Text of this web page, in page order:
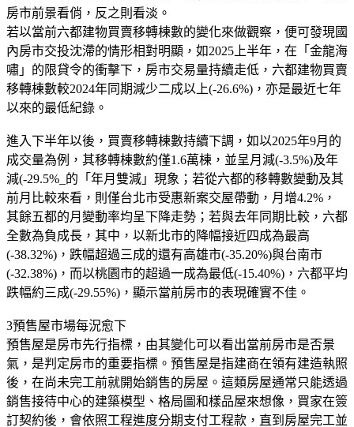
房市前景看俏，反之則看淡。
若以當前六都建物買賣移轉棟數的變化來做觀察，便可發現國
內房市交投沈滯的情形相對明顯，如2025上半年，在「金龍海
嘯」的限貸令的衝擊下，房市交易量持續走低，六都建物買賣
移轉棟數較2024年同期減少二成以上(-26.6%)，亦是最近七年
以來的最低紀錄。
進入下半年以後，買賣移轉棟數持續下調，如以2025年9月的
成交量為例，其移轉棟數約僅1.6萬棟，並呈月減(-3.5%)及年
減(-29.5%_的「年月雙減」現象；若從六都的移轉數變動及其
前月比較來看，則僅台北市受惠新案交屋帶動，月增4.2%，
其餘五都的月變動率均呈下降走勢；若與去年同期比較，六都
全數為負成長，其中，以新北市的降幅接近四成為最高
(-38.32%)，跌幅超過三成的還有高雄市(-35.20%)與台南市
(-32.38%)，而以桃園市的超過一成為最低(-15.40%)，六都平均
跌幅約三成(-29.55%)，顯示當前房市的表現確實不佳。
3預售屋市場每況愈下
預售屋是房市先行指標，由其變化可以看出當前房市是否景
氣，是判定房市的重要指標。預售屋是指建商在領有建造執照
後，在尚未完工前就開始銷售的房屋。這類房屋通常只能透過
銷售接待中心的建築模型、格局圖和樣品屋來想像，買家在簽
訂契約後，會依照工程進度分期支付工程款，直到房屋完工並